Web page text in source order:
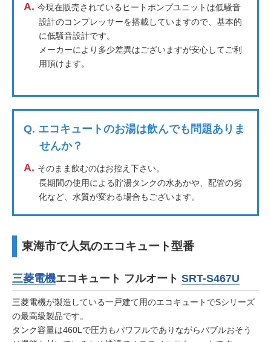
A. 今現在販売されているヒートポンプユニットは低騒音
設計のコンプレッサーを搭載していますので、基本的
に低騒音設計です。
メーカーにより多少差異はございますが安心してご利
用頂けます。
Q. エコキュートのお湯は飲んでも問題ありま
せんか？
A. そのまま飲むのはお控え下さい。
長期間の使用による貯湯タンクの水あかや、配管の劣
化など、水質が変わる場合もございます。
東海市で人気のエコキュート型番
三菱電機エコキュート フルオート SRT-S467U
三菱電機が製造している一戸建て用のエコキュートでSシリーズ
の最高級製品です。
タンク容量は460Lで圧力もパワフルでありながらバブルおそう